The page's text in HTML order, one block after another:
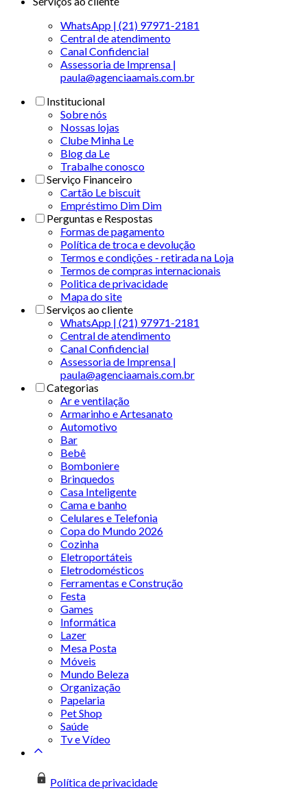
WhatsApp | (21) 97971-2181
Central de atendimento
Canal Confidencial
Assessoria de Imprensa |
paula@agenciaamais.com.br
Institucional
Sobre nós
Nossas lojas
Clube Minha Le
Blog da Le
Trabalhe conosco
Serviço Financeiro
Cartão Le biscuit
Empréstimo Dim Dim
Perguntas e Respostas
Formas de pagamento
Política de troca e devolução
Termos e condições - retirada na Loja
Termos de compras internacionais
Politica de privacidade
Mapa do site
Serviços ao cliente
WhatsApp | (21) 97971-2181
Central de atendimento
Canal Confidencial
Assessoria de Imprensa |
paula@agenciaamais.com.br
Categorias
Ar e ventilação
Armarinho e Artesanato
Automotivo
Bar
Bebê
Bomboniere
Brinquedos
Casa Inteligente
Cama e banho
Celulares e Telefonia
Copa do Mundo 2026
Cozinha
Eletroportáteis
Eletrodomésticos
Ferramentas e Construção
Festa
Games
Informática
Lazer
Mesa Posta
Móveis
Mundo Beleza
Organização
Papelaria
Pet Shop
Saúde
Tv e Vídeo
Política de privacidade